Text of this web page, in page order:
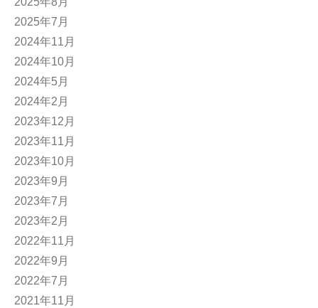
2025年7月
2024年11月
2024年10月
2024年5月
2024年2月
2023年12月
2023年11月
2023年10月
2023年9月
2023年7月
2023年2月
2022年11月
2022年9月
2022年7月
2021年11月